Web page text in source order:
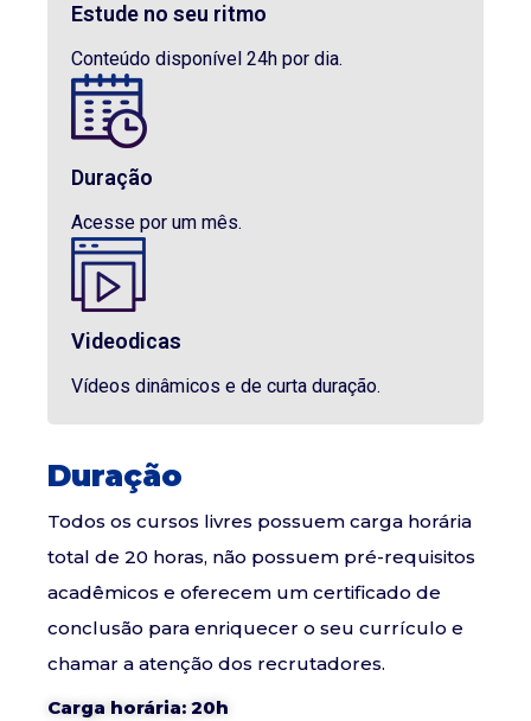
Estude no seu ritmo
Conteúdo disponível 24h por dia.
Duração
Acesse por um mês.
Videodicas
Vídeos dinâmicos e de curta duração.
Duração
Todos os cursos livres possuem carga horária
total de 20 horas, não possuem pré-requisitos
acadêmicos e oferecem um certificado de
conclusão para enriquecer o seu currículo e
chamar a atenção dos recrutadores.
Carga horária: 20h